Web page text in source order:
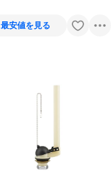
最安値を見る